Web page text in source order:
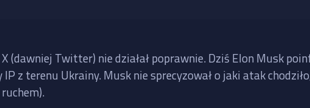
(dawniej Twitter) nie działał poprawnie. Dziś Elon Musk
z terenu Ukrainy. Musk nie sprecyzował o jaki atak